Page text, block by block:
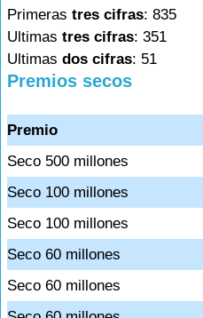
Primeras tres cifras: 835
Ultimas tres cifras: 351
Ultimas dos cifras: 51
Premios secos
Premio
Seco 500 millones
Seco 100 millones
Seco 100 millones
Seco 60 millones
Seco 60 millones